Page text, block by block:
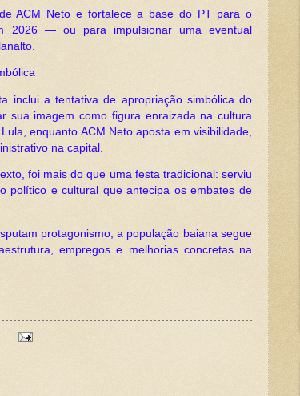
ACM Neto e fortalece a base do PT para o
2026 — ou para impulsionar uma eventual
inclui a tentativa de apropriação simbólica do
sua imagem como figura enraizada na cultura
enquanto ACM Neto aposta em visibilidade,
na capital.
foi mais do que uma festa tradicional: serviu
político e cultural que antecipa os embates de
protagonismo, a população baiana segue
empregos e melhorias concretas na